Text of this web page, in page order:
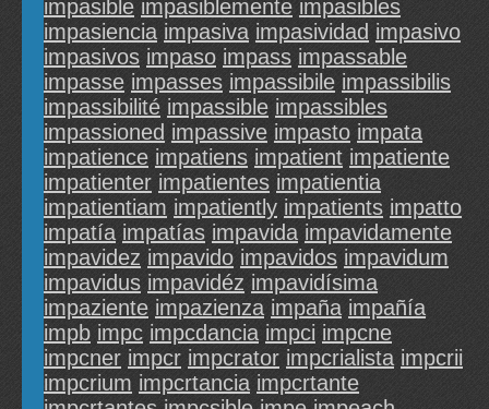
impasible impasiblemente impasibles
impasiencia impasiva impasividad impasivo
impasivos impaso impass impassable
impasse impasses impassibile impassibilis
impassibilité impassible impassibles
impassioned impassive impasto impata
impatience impatiens impatient impatiente
impatienter impatientes impatientia
impatientiam impatiently impatients impatto
impatía impatías impavida impavidamente
impavidez impavido impavidos impavidum
impavidus impavidéz impavidísima
impaziente impazienza impaña impañía
impb impc impcdancia impci impcne
impcner impcr impcrator impcrialista impcrii
impcrium impcrtancia impcrtante